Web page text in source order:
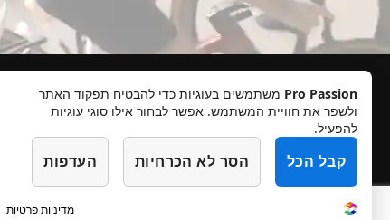
תקנון אתר מדיניות פרטיות ביטולים והחזרות
הצהרת נגישות
צרו קשר
Pro Passion משתמשים בעוגיות כדי להבטיח תפקוד האתר
ולשפר את חוויית המשתמש. אפשר לבחור אילו סוגי עוגיות
להפעיל.
קבל הכל הסר לא הכרחיות העדפות
מדיניות פרטיות